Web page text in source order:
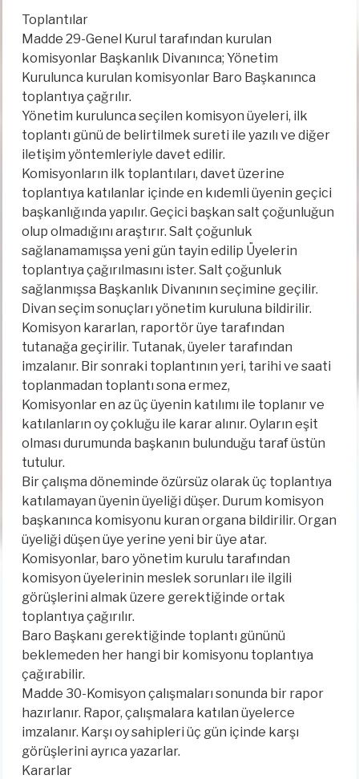
Toplantılar
Madde 29-Genel Kurul tarafından kurulan
komisyonlar Başkanlık Divanınca; Yönetim
Kurulunca kurulan komisyonlar Baro Başkanınca
toplantıya çağrılır.
Yönetim kurulunca seçilen komisyon üyeleri, ilk
toplantı günü de belirtilmek sureti ile yazılı ve diğer
iletişim yöntemleriyle davet edilir.
Komisyonların ilk toplantıları, davet üzerine
toplantıya katılanlar içinde en kıdemli üyenin geçici
başkanlığında yapılır. Geçici başkan salt çoğunluğun
olup olmadığını araştırır. Salt çoğunluk
sağlanamamışsa yeni gün tayin edilip Üyelerin
toplantıya çağırılmasını ister. Salt çoğunluk
sağlanmışsa Başkanlık Divanının seçimine geçilir.
Divan seçim sonuçları yönetim kuruluna bildirilir.
Komisyon kararlan, raportör üye tarafından
tutanağa geçirilir. Tutanak, üyeler tarafından
imzalanır. Bir sonraki toplantının yeri, tarihi ve saati
toplanmadan toplantı sona ermez,
Komisyonlar en az üç üyenin katılımı ile toplanır ve
katılanların oy çokluğu ile karar alınır. Oyların eşit
olması durumunda başkanın bulunduğu taraf üstün
tutulur.
Bir çalışma döneminde özürsüz olarak üç toplantıya
katılamayan üyenin üyeliği düşer. Durum komisyon
başkanınca komisyonu kuran organa bildirilir. Organ
üyeliği düşen üye yerine yeni bir üye atar.
Komisyonlar, baro yönetim kurulu tarafından
komisyon üyelerinin meslek sorunları ile ilgili
görüşlerini almak üzere gerektiğinde ortak
toplantıya çağırılır.
Baro Başkanı gerektiğinde toplantı gününü
beklemeden her hangi bir komisyonu toplantıya
çağırabilir.
Madde 30-Komisyon çalışmaları sonunda bir rapor
hazırlanır. Rapor, çalışmalara katılan üyelerce
imzalanır. Karşı oy sahipleri üç gün içinde karşı
görüşlerini ayrıca yazarlar.
Kararlar